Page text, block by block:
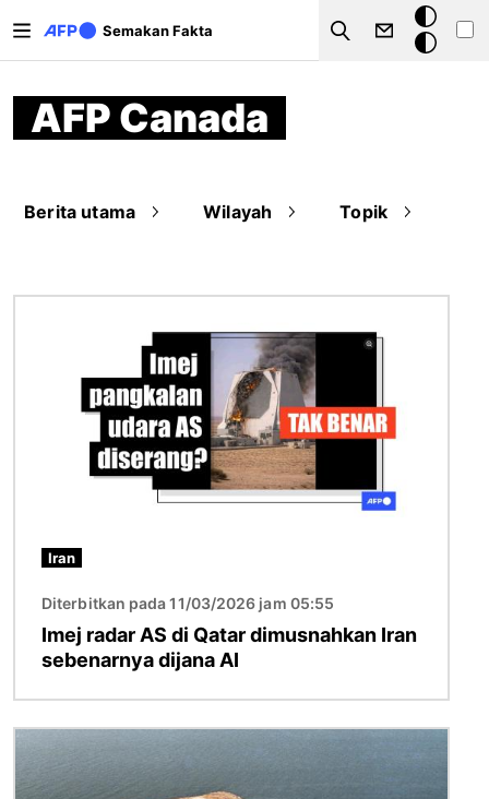
Semakan Fakta
Search
Mod
gelap
AFP Canada
Berita utama Wilayah Topik
Iran
Diterbitkan pada 11/03/2026 jam 05:55
Imej radar AS di Qatar dimusnahkan Iran
sebenarnya dijana AI
Imej